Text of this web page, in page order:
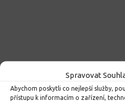
Spravovat
Abychom poskytli co nejlepší služby,
přístupu k informacím o zařízení,
23. 6. 2026